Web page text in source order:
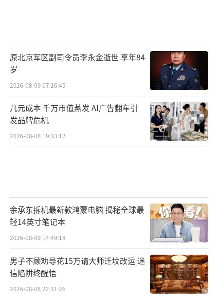
原北京军区副司令员李永金逝世 享年84
岁
2026-08-09 07:16:45
几元成本 千万市值蒸发 AI广告翻车引
发品牌危机
2026-08-08 19:33:12
余承东拆机最新款鸿蒙电脑 揭秘全球最
轻14英寸笔记本
2026-08-09 14:49:18
男子不顾劝导花15万请大师迁坟改运 迷
信陷阱终醒悟
2026-08-08 22:31:26